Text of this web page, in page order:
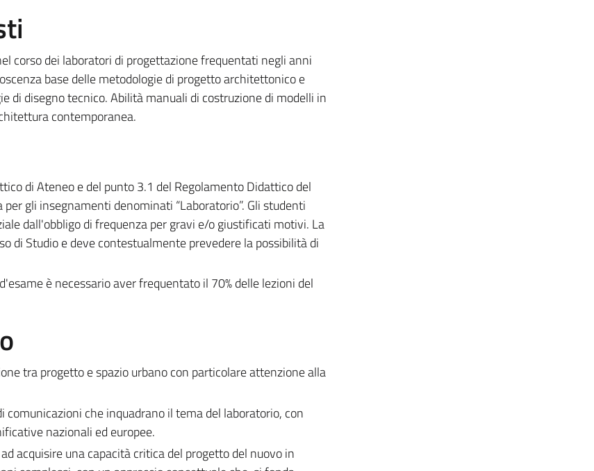
corso dei laboratori di progettazione frequentati negli anni
base delle metodologie di progetto architettonico e
di disegno tecnico. Abilità manuali di costruzione di modelli in
contemporanea.
di Ateneo e del punto 3.1 del Regolamento Didattico del
gli insegnamenti denominati “Laboratorio”. Gli studenti
dall'obbligo di frequenza per gravi e/o giustificati motivi. La
di Studio e deve contestualmente prevedere la possibilità di
è necessario aver frequentato il 70% delle lezioni del
tra progetto e spazio urbano con particolare attenzione alla
che inquadrano il tema del laboratorio, con
nazionali ed europee.
acquisire una capacità critica del progetto del nuovo in